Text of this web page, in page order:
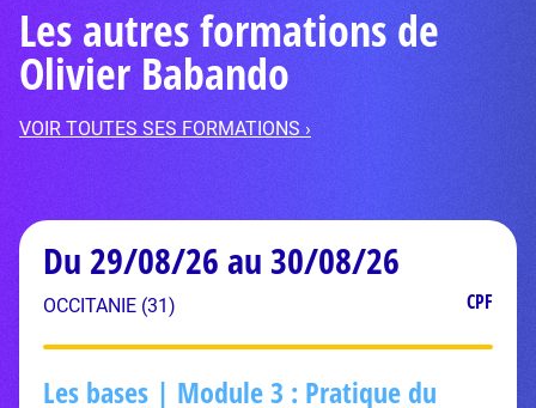
Les autres formations de
Olivier Babando
VOIR TOUTES SES FORMATIONS ›
Du 29/08/26 au 30/08/26
OCCITANIE (31) CPF
Les bases | Module 3 : Pratique du